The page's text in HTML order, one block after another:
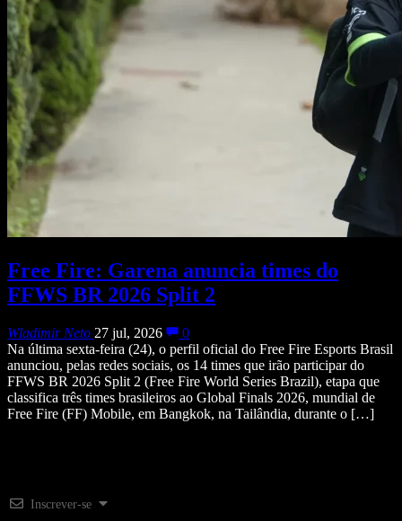
Free Fire: Garena anuncia times do
FFWS BR 2026 Split 2
Wladimir Neto 27 jul, 2026
0
Na última sexta-feira (24), o perfil oficial do Free Fire Esports Brasil
anunciou, pelas redes sociais, os 14 times que irão participar do
FFWS BR 2026 Split 2 (Free Fire World Series Brazil), etapa que
classifica três times brasileiros ao Global Finals 2026, mundial de
Free Fire (FF) Mobile, em Bangkok, na Tailândia, durante o […]
Inscrever-se